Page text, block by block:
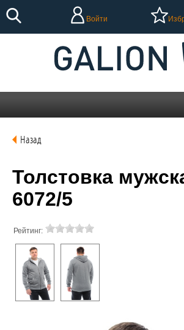
Войти
Назад
Толстовка
6072/5
Рейтинг: